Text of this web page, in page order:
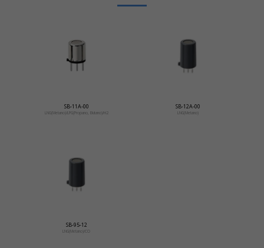
SB-11A-00
LNG(Metano)/LPG(Propano, Butano)/H2
SB-12A-00
LNG(Metano)
SB-95-12
LNG(Metano)/CO